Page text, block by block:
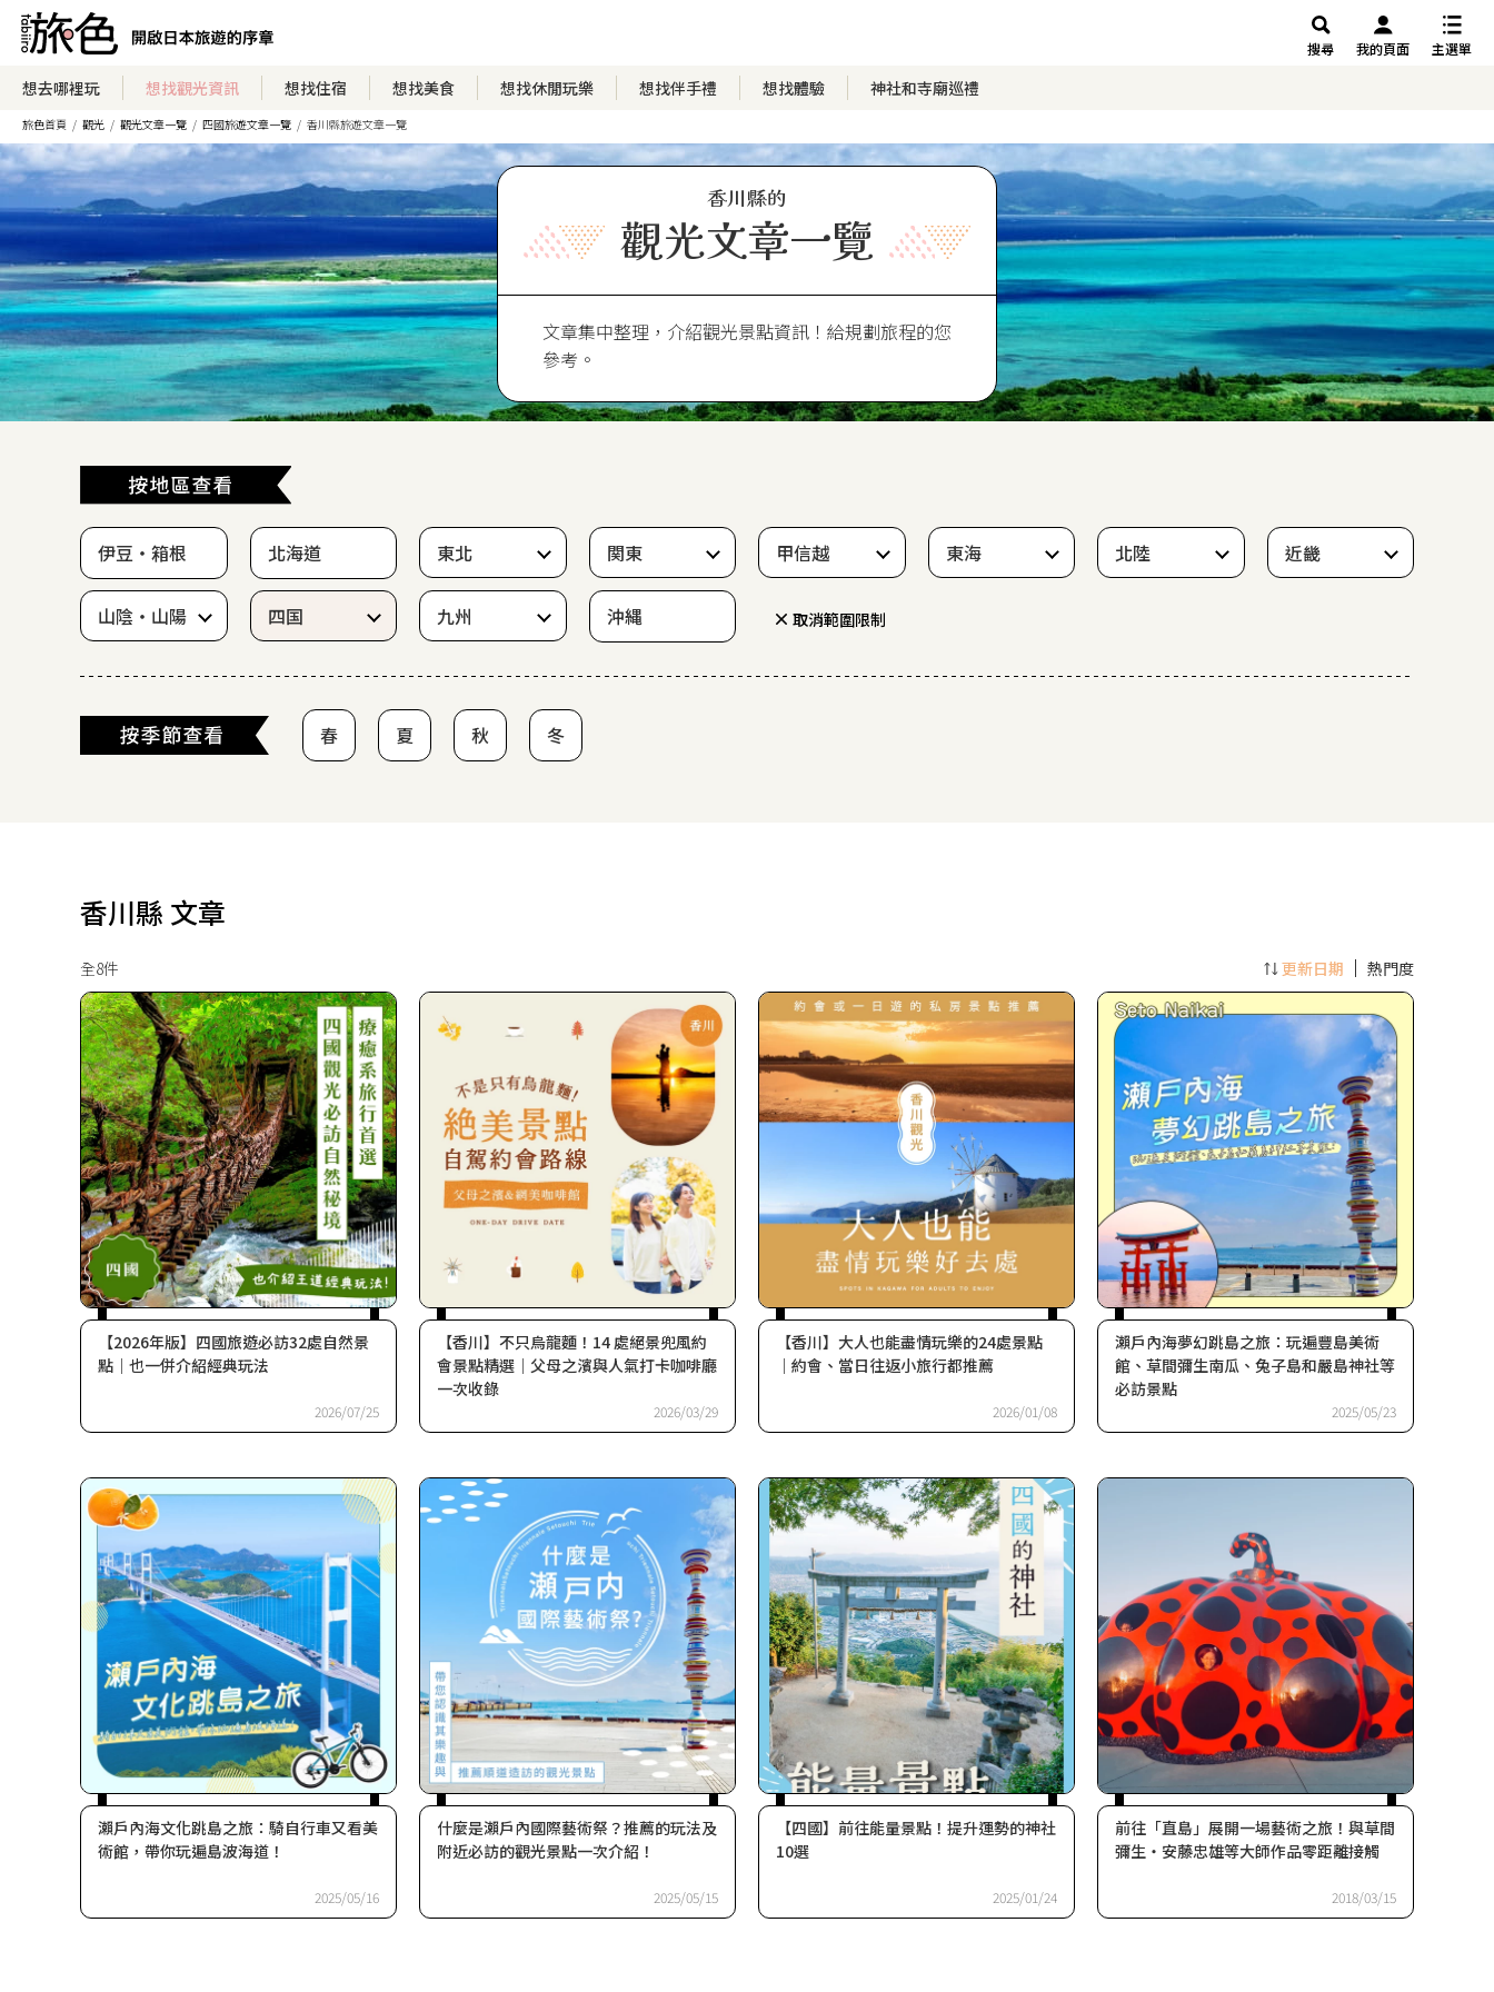
搜尋 我的頁面 主選單
想去哪裡玩 想找觀光資訊 想找住宿 想找美食 想找休閒玩樂 想找伴手禮 想找體驗 神社和寺廟巡禮
旅色首頁 觀光 觀光文章一覽 四國旅遊文章一覽 香川縣旅遊文章一覽
香川縣的
觀光文章一覽
文章集中整理，介紹觀光景點資訊！給規劃旅程的您
參考。
伊豆・箱根 北海道 東北 関東 甲信越 東海 北陸 近畿
山陰・山陽 四国 九州 沖縄 取消範圍限制
春 夏 秋 冬
香川縣 文章
全8件 更新日期 熱門度
【2026年版】四國旅遊必訪32處自然景
點｜也一併介紹經典玩法
2026/07/25
【香川】不只烏龍麵！14 處絕景兜風約
會景點精選｜父母之濱與人氣打卡咖啡廳
一次收錄
2026/03/29
【香川】大人也能盡情玩樂的24處景點
｜約會、當日往返小旅行都推薦
2026/01/08
瀨戶內海夢幻跳島之旅：玩遍豐島美術
館、草間彌生南瓜、兔子島和嚴島神社等
必訪景點
2025/05/23
瀨戶內海文化跳島之旅：騎自行車又看美
術館，帶你玩遍島波海道！
2025/05/16
什麼是瀨戶內國際藝術祭？推薦的玩法及
附近必訪的觀光景點一次介紹！
2025/05/15
【四國】前往能量景點！提升運勢的神社
10選
2025/01/24
前往「直島」展開一場藝術之旅！與草間
彌生・安藤忠雄等大師作品零距離接觸
2018/03/15